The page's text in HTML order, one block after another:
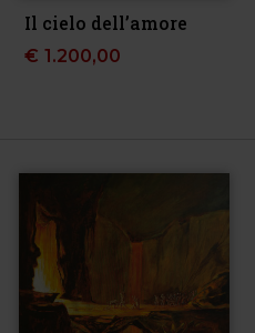
Il cielo dell’amore
€ 1.200,00